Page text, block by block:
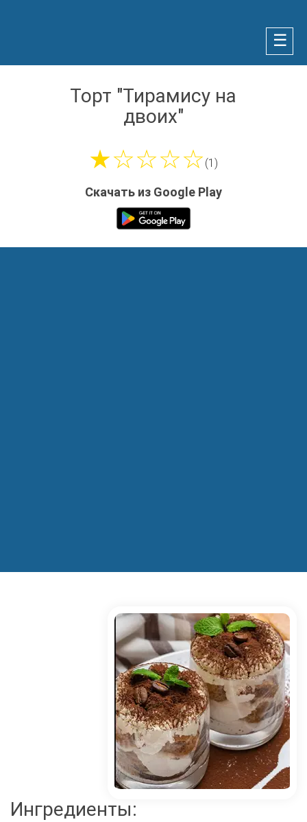
☰
Торт "Тирамису на
двоих"
★☆☆☆☆(1)
Скачать из Google Play
Ингредиенты: